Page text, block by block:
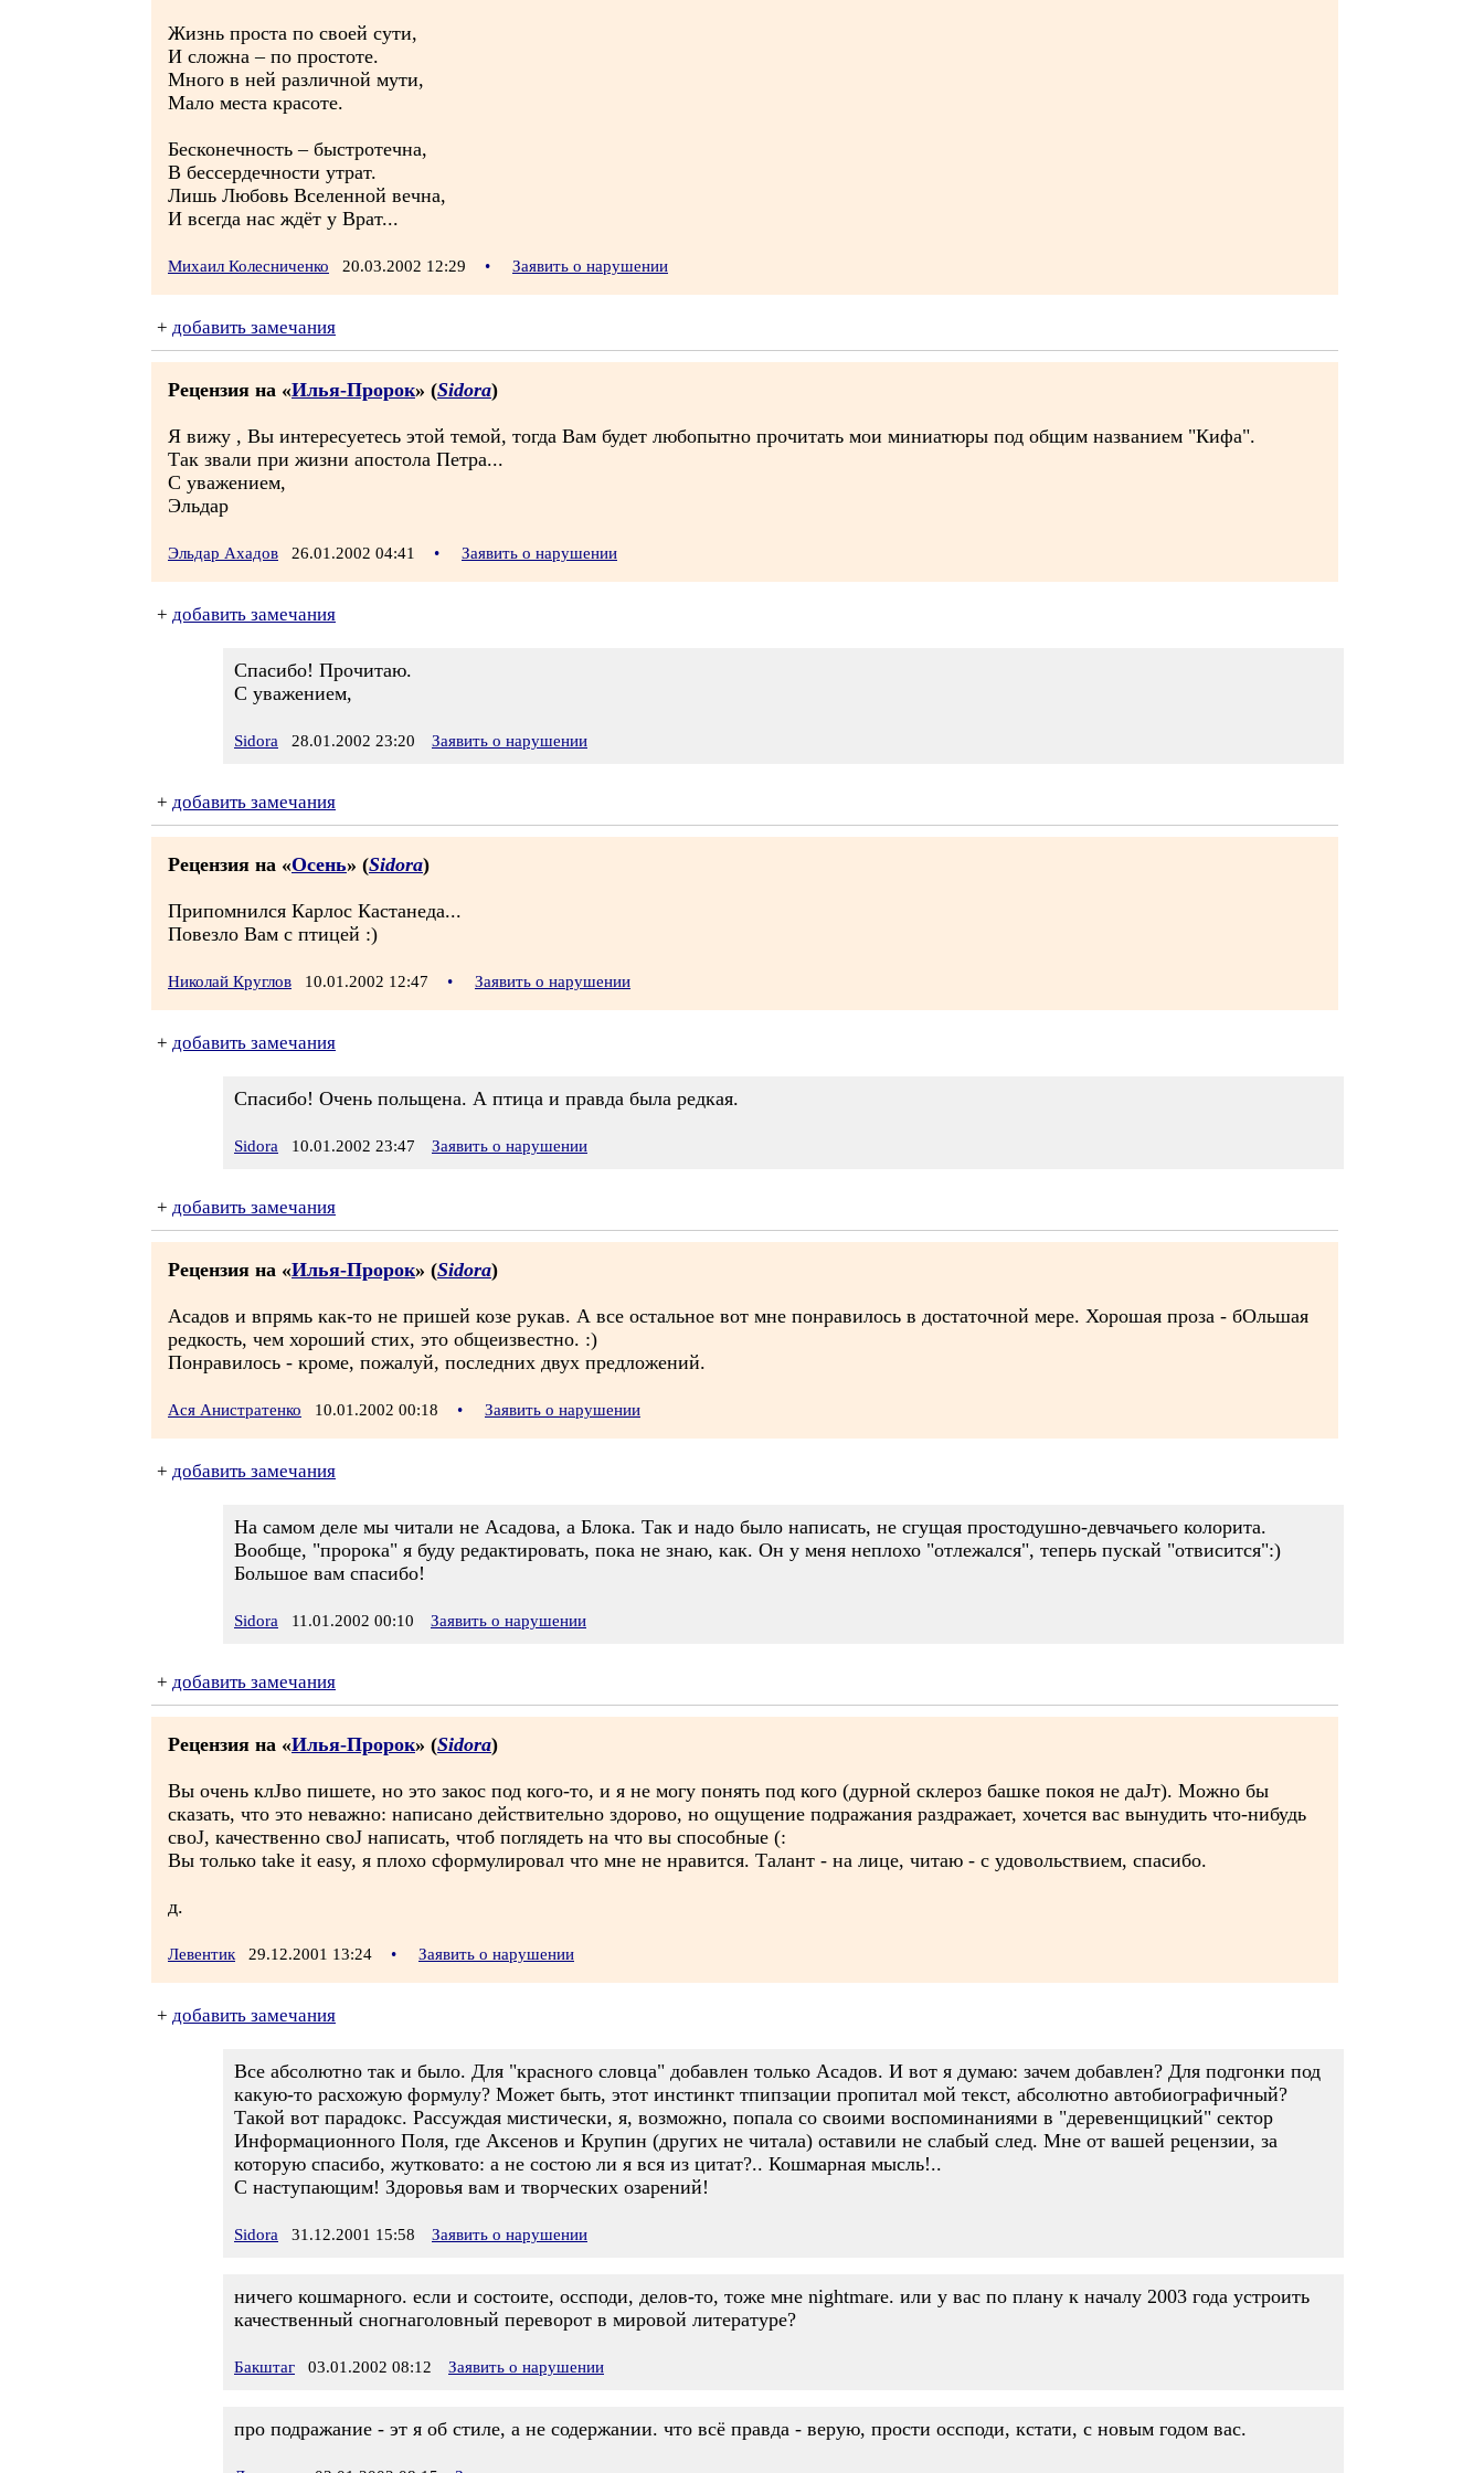
Жизнь проста по своей сути,
И сложна – по простоте.
Много в ней различной мути,
Мало места красоте.
Бесконечность – быстротечна,
В бессердечности утрат.
Лишь Любовь Вселенной вечна,
И всегда нас ждёт у Врат...
Михаил Колесниченко 20.03.2002 12:29 • Заявить о нарушении
+ добавить замечания
Рецензия на «Илья-Пророк» (Sidora)
Я вижу , Вы интересуетесь этой темой, тогда Вам будет любопытно прочитать мои миниатюры под общим названием "Кифа".
Так звали при жизни апостола Петра...
С уважением,
Эльдар
Эльдар Ахадов 26.01.2002 04:41 • Заявить о нарушении
+ добавить замечания
Спасибо! Прочитаю.
С уважением,
Sidora 28.01.2002 23:20 Заявить о нарушении
+ добавить замечания
Рецензия на «Осень» (Sidora)
Припомнился Карлос Кастанеда...
Повезло Вам с птицей :)
Николай Круглов 10.01.2002 12:47 • Заявить о нарушении
+ добавить замечания
Спасибо! Очень польщена. А птица и правда была редкая.
Sidora 10.01.2002 23:47 Заявить о нарушении
+ добавить замечания
Рецензия на «Илья-Пророк» (Sidora)
Асадов и впрямь как-то не пришей козе рукав. А все остальное вот мне понравилось в достаточной мере. Хорошая проза - бОльшая
редкость, чем хороший стих, это общеизвестно. :)
Понравилось - кроме, пожалуй, последних двух предложений.
Ася Анистратенко 10.01.2002 00:18 • Заявить о нарушении
+ добавить замечания
На самом деле мы читали не Асадова, а Блока. Так и надо было написать, не сгущая простодушно-девчачьего колорита.
Вообще, "пророка" я буду редактировать, пока не знаю, как. Он у меня неплохо "отлежался", теперь пускай "отвисится":)
Большое вам спасибо!
Sidora 11.01.2002 00:10 Заявить о нарушении
+ добавить замечания
Рецензия на «Илья-Пророк» (Sidora)
Вы очень клЈво пишете, но это закос под кого-то, и я не могу понять под кого (дурной склероз башке покоя не даЈт). Можно бы
сказать, что это неважно: написано действительно здорово, но ощущение подражания раздражает, хочется вас вынудить что-нибудь
своЈ, качественно своЈ написать, чтоб поглядеть на что вы способные (:
Вы только take it easy, я плохо сформулировал что мне не нравится. Талант - на лице, читаю - с удовольствием, спасибо.
д.
Левентик 29.12.2001 13:24 • Заявить о нарушении
+ добавить замечания
Все абсолютно так и было. Для "красного словца" добавлен только Асадов. И вот я думаю: зачем добавлен? Для подгонки под
какую-то расхожую формулу? Может быть, этот инстинкт тпипзации пропитал мой текст, абсолютно автобиографичный?
Такой вот парадокс. Рассуждая мистически, я, возможно, попала со своими воспоминаниями в "деревенщицкий" сектор
Информационного Поля, где Аксенов и Крупин (других не читала) оставили не слабый след. Мне от вашей рецензии, за
которую спасибо, жутковато: а не состою ли я вся из цитат?.. Кошмарная мысль!..
С наступающим! Здоровья вам и творческих озарений!
Sidora 31.12.2001 15:58 Заявить о нарушении
ничего кошмарного. если и состоите, оссподи, делов-то, тоже мне nightmare. или у вас по плану к началу 2003 года устроить
качественный сногнаголовный переворот в мировой литературе?
Бакштаг 03.01.2002 08:12 Заявить о нарушении
про подражание - эт я об стиле, а не содержании. что всё правда - верую, прости оссподи, кстати, с новым годом вас.